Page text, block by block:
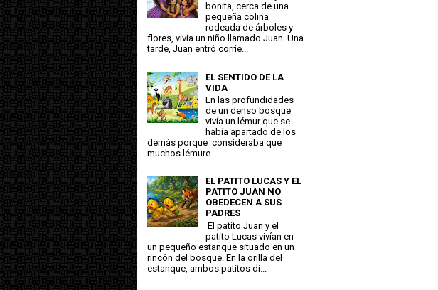
bonita, cerca de una
pequeña colina
rodeada de árboles y
flores, vivía un niño llamado Juan. Una
tarde, Juan entró corrie...
EL SENTIDO DE LA
VIDA
En las profundidades
de un denso bosque
vivía un lémur que se
había apartado de los
demás porque consideraba que
muchos lémure...
EL PATITO LUCAS Y EL
PATITO JUAN NO
OBEDECEN A SUS
PADRES
El patito Juan y el
patito Lucas vivían en
un pequeño estanque situado en un
rincón del bosque. En la orilla del
estanque, ambos patitos di...